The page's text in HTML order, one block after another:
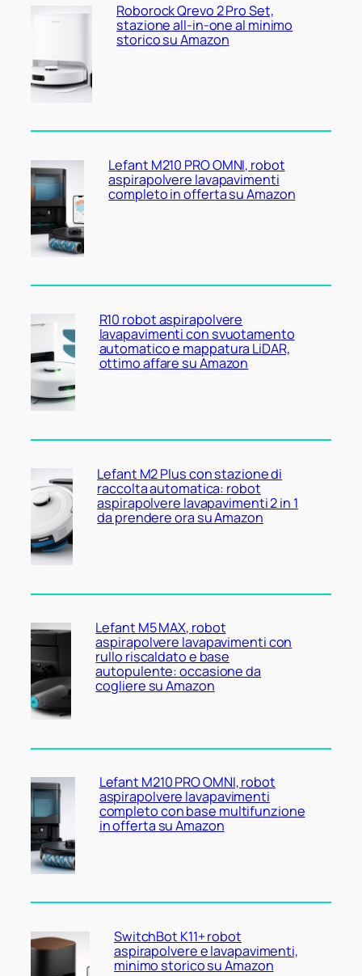
Roborock Qrevo 2 Pro Set,
stazione all-in-one al minimo
storico su Amazon
Lefant M210 PRO OMNI, robot
aspirapolvere lavapavimenti
completo in offerta su Amazon
R10 robot aspirapolvere
lavapavimenti con svuotamento
automatico e mappatura LiDAR,
ottimo affare su Amazon
Lefant M2 Plus con stazione di
raccolta automatica: robot
aspirapolvere lavapavimenti 2 in 1
da prendere ora su Amazon
Lefant M5 MAX, robot
aspirapolvere lavapavimenti con
rullo riscaldato e base
autopulente: occasione da
cogliere su Amazon
Lefant M210 PRO OMNI, robot
aspirapolvere lavapavimenti
completo con base multifunzione
in offerta su Amazon
SwitchBot K11+ robot
aspirapolvere e lavapavimenti,
minimo storico su Amazon